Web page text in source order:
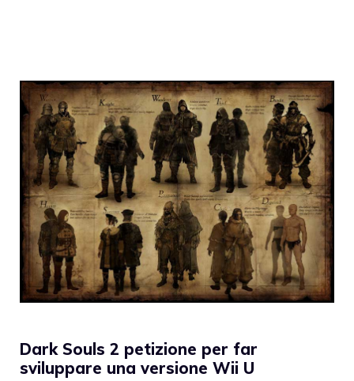
Dark Souls 2 petizione per far
sviluppare una versione Wii U